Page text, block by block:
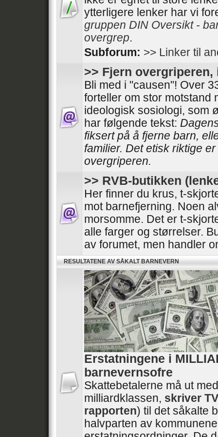
ytterligere lenker har vi
gruppen DIN Oversikt -
overgrep.
Subforum: >> Linker til
>> Fjern
Bli med i "causen"! Over
forteller om stor motstand
ideologisk sosiologi, som
har følgende tekst:
fiksert på å fjerne barn,
familier. Det etisk riktige
overgriperen.
>> RVB-butikken
Her finner du krus, t-
mot barnefjerning. Noen
morsomme. Det er t-
alle farger og størrelser.
av forumet, men handler
RESULTATENE AV SÅKALT BARNEVERN
Erstatningene i
barnevernsofre
Skattebetalerne må ut
milliardklassen, skriver
rapporten) til det såkalte
halvparten av